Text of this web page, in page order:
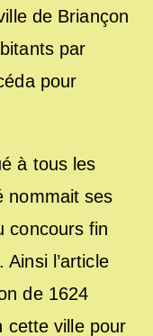
de Briançon
par
pour
à tous les
nommait ses
concours fin
l’article
de 1624
cette ville pour